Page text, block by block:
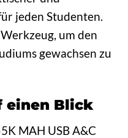
jeden Studenten.
um den
gewachsen zu
einen Blick
MAH USB A&C